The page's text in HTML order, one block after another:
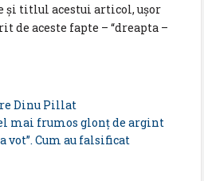
şi titlul acestui articol, uşor
de aceste fapte – “dreapta –
Dinu Pillat
mai frumos glonţ de argint
vot”. Cum au falsificat